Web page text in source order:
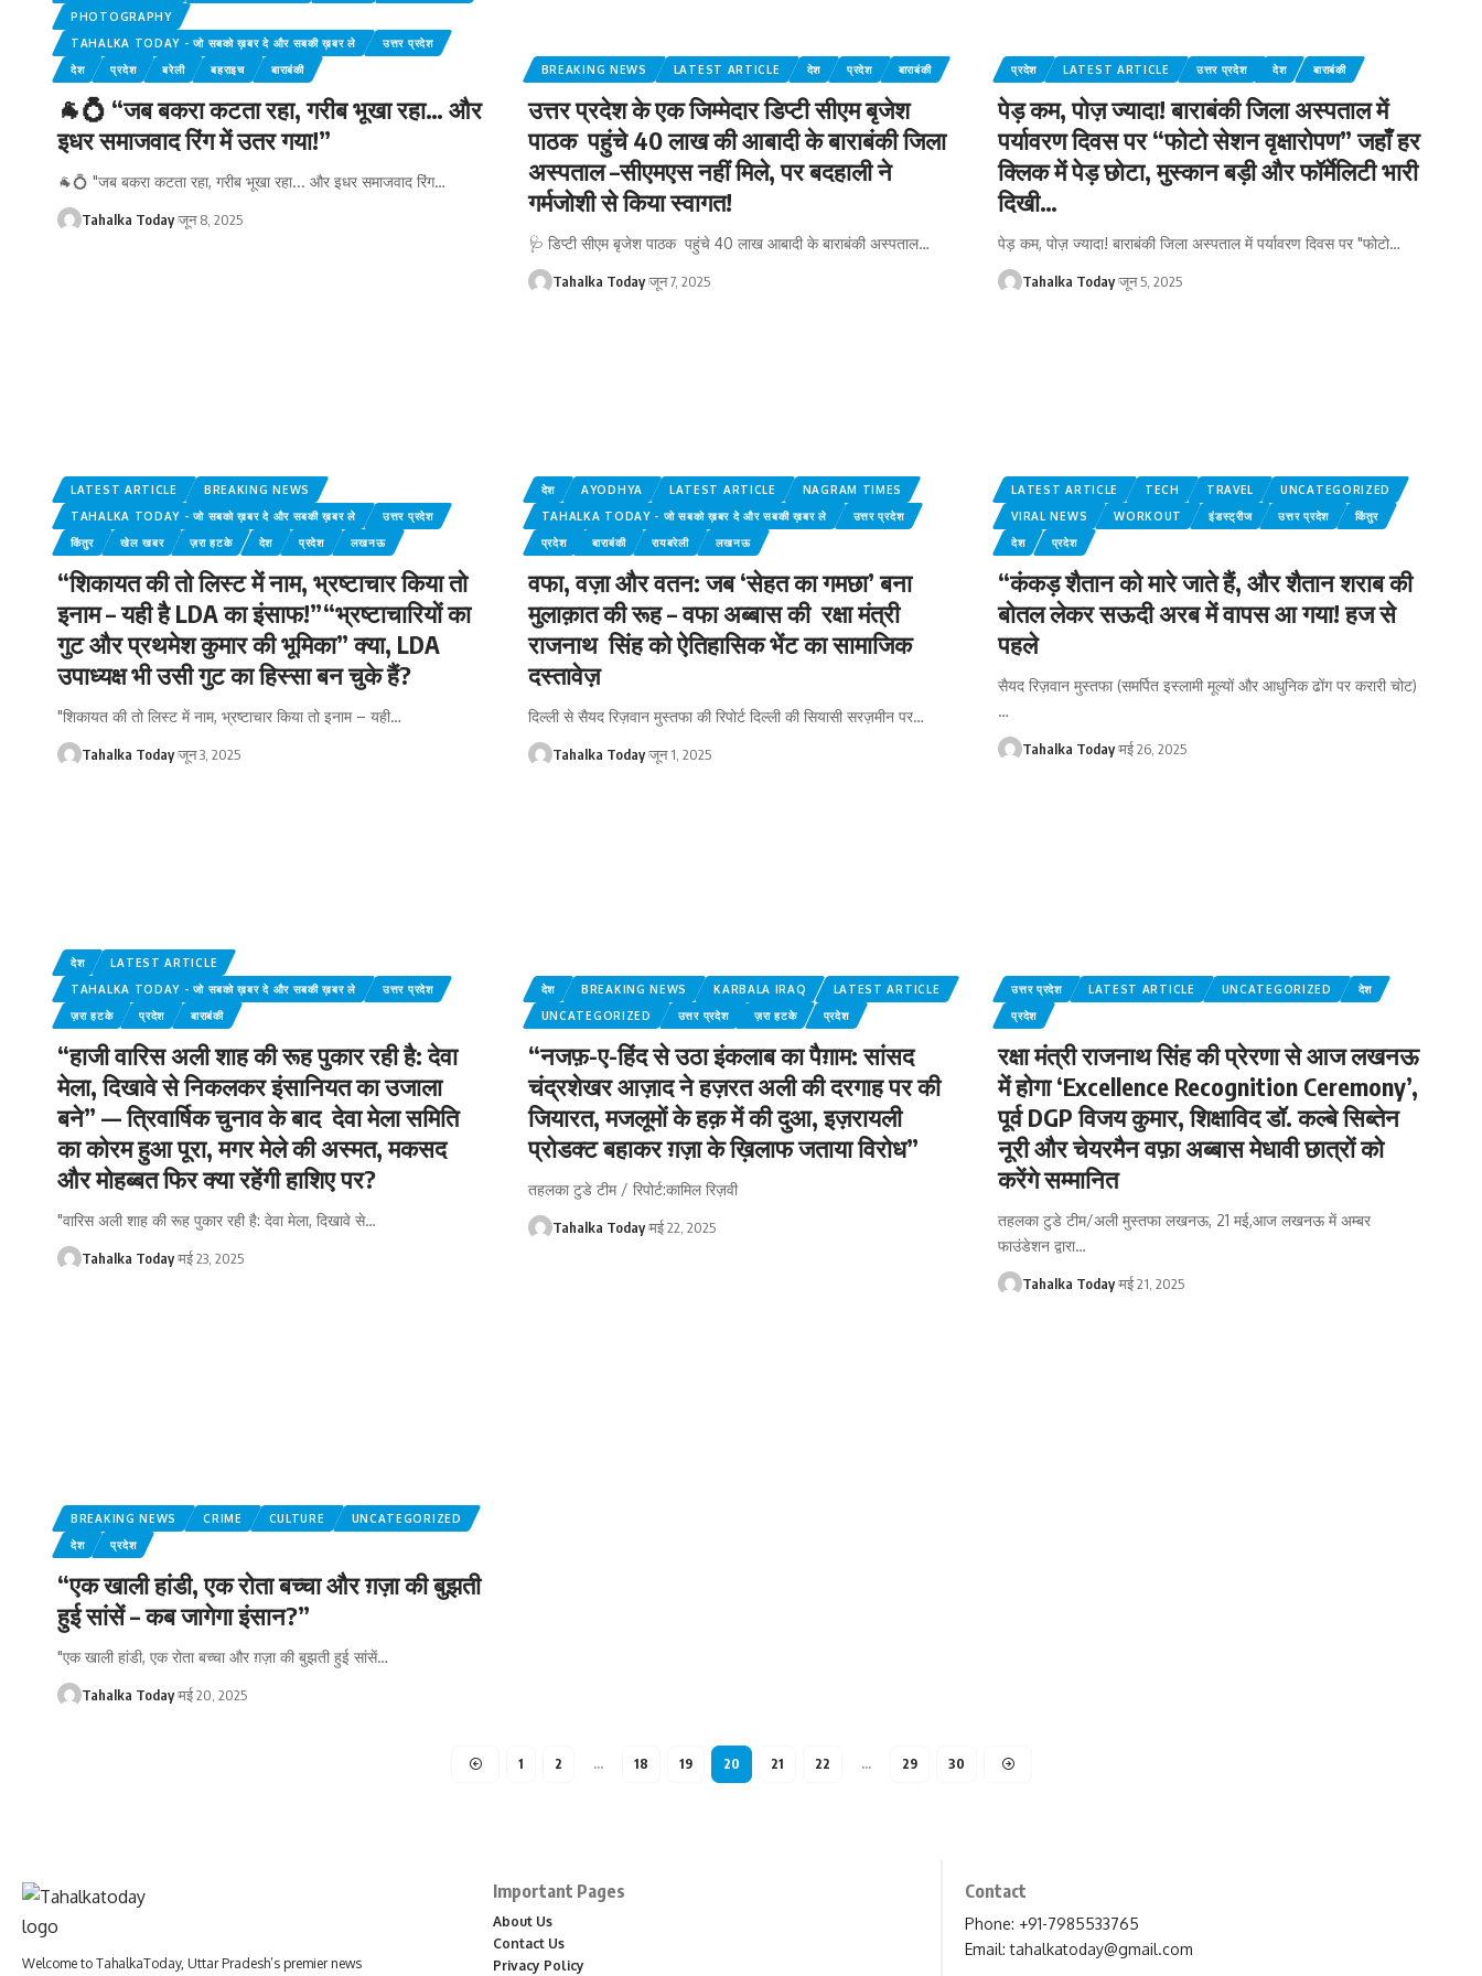
PHOTOGRAPHY
TAHALKA TODAY - जो सबको ख़बर दे और सबकी ख़बर ले
उत्तर प्रदेश
देश
प्रदेश बरेली बहराइच बाराबंकी
🐐💍 “जब बकरा कटता रहा, गरीब भूखा रहा… और
इधर समाजवाद रिंग में उतर गया!”
🐐💍 "जब बकरा कटता रहा, गरीब भूखा रहा... और इधर समाजवाद रिंग…
Tahalka Today जून 8, 2025
BREAKING NEWS LATEST ARTICLE देश प्रदेश बाराबंकी
उत्तर प्रदेश के एक जिम्मेदार डिप्टी सीएम बृजेश
पाठक पहुंचे 40 लाख की आबादी के बाराबंकी जिला
अस्पताल –सीएमएस नहीं मिले, पर बदहाली ने
गर्मजोशी से किया स्वागत!
🩺 डिप्टी सीएम बृजेश पाठक पहुंचे 40 लाख आबादी के बाराबंकी अस्पताल…
Tahalka Today जून 7, 2025
प्रदेश LATEST ARTICLE उत्तर प्रदेश देश बाराबंकी
पेड़ कम, पोज़ ज्यादा! बाराबंकी जिला अस्पताल में
पर्यावरण दिवस पर “फोटो सेशन वृक्षारोपण” जहाँ हर
क्लिक में पेड़ छोटा, मुस्कान बड़ी और फॉर्मेलिटी भारी
दिखी…
पेड़ कम, पोज़ ज्यादा! बाराबंकी जिला अस्पताल में पर्यावरण दिवस पर "फोटो…
Tahalka Today जून 5, 2025
LATEST ARTICLE
BREAKING NEWS
TAHALKA TODAY - जो सबको ख़बर दे और सबकी ख़बर ले
उत्तर प्रदेश
किंतुर
खेल खबर ज़रा हटके देश प्रदेश लखनऊ
“शिकायत की तो लिस्ट में नाम, भ्रष्टाचार किया तो
इनाम – यही है LDA का इंसाफ!”“भ्रष्टाचारियों का
गुट और प्रथमेश कुमार की भूमिका” क्या, LDA
उपाध्यक्ष भी उसी गुट का हिस्सा बन चुके हैं?
"शिकायत की तो लिस्ट में नाम, भ्रष्टाचार किया तो इनाम – यही…
Tahalka Today जून 3, 2025
देश AYODHYA LATEST ARTICLE
NAGRAM TIMES
TAHALKA TODAY - जो सबको ख़बर दे और सबकी ख़बर ले
उत्तर प्रदेश
प्रदेश
बाराबंकी रायबरेली लखनऊ
वफा, वज़ा और वतन: जब ‘सेहत का गमछा’ बना
मुलाक़ात की रूह – वफा अब्बास की रक्षा मंत्री
राजनाथ सिंह को ऐतिहासिक भेंट का सामाजिक
दस्तावेज़
दिल्ली से सैयद रिज़वान मुस्तफा की रिपोर्ट दिल्ली की सियासी सरज़मीन पर…
Tahalka Today जून 1, 2025
LATEST ARTICLE TECH TRAVEL
UNCATEGORIZED
VIRAL NEWS
WORKOUT इंडस्ट्रीज उत्तर प्रदेश
किंतुर
देश
प्रदेश
“कंकड़ शैतान को मारे जाते हैं, और शैतान शराब की
बोतल लेकर सऊदी अरब में वापस आ गया! हज से
पहले
सैयद रिज़वान मुस्तफा (समर्पित इस्लामी मूल्यों और आधुनिक ढोंग पर करारी चोट)
…
Tahalka Today मई 26, 2025
देश
LATEST ARTICLE
TAHALKA TODAY - जो सबको ख़बर दे और सबकी ख़बर ले
उत्तर प्रदेश
ज़रा हटके
प्रदेश बाराबंकी
“हाजी वारिस अली शाह की रूह पुकार रही है: देवा
मेला, दिखावे से निकलकर इंसानियत का उजाला
बने” — त्रिवार्षिक चुनाव के बाद देवा मेला समिति
का कोरम हुआ पूरा, मगर मेले की अस्मत, मकसद
और मोहब्बत फिर क्या रहेंगी हाशिए पर?
"वारिस अली शाह की रूह पुकार रही है: देवा मेला, दिखावे से…
Tahalka Today मई 23, 2025
देश BREAKING NEWS KARBALA IRAQ
LATEST ARTICLE
UNCATEGORIZED
उत्तर प्रदेश ज़रा हटके प्रदेश
“नजफ़-ए-हिंद से उठा इंकलाब का पैग़ाम: सांसद
चंद्रशेखर आज़ाद ने हज़रत अली की दरगाह पर की
जियारत, मजलूमों के हक़ में की दुआ, इज़रायली
प्रोडक्ट बहाकर ग़ज़ा के ख़िलाफ जताया विरोध”
तहलका टुडे टीम / रिपोर्ट:कामिल रिज़वी
Tahalka Today मई 22, 2025
उत्तर प्रदेश LATEST ARTICLE UNCATEGORIZED
देश
प्रदेश
रक्षा मंत्री राजनाथ सिंह की प्रेरणा से आज लखनऊ
में होगा ‘Excellence Recognition Ceremony’,
पूर्व DGP विजय कुमार, शिक्षाविद डॉ. कल्बे सिब्तेन
नूरी और चेयरमैन वफ़ा अब्बास मेधावी छात्रों को
करेंगे सम्मानित
तहलका टुडे टीम/अली मुस्तफा लखनऊ, 21 मई,आज लखनऊ में अम्बर
फाउंडेशन द्वारा…
Tahalka Today मई 21, 2025
BREAKING NEWS CRIME CULTURE
UNCATEGORIZED
देश
प्रदेश
“एक खाली हांडी, एक रोता बच्चा और ग़ज़ा की बुझती
हुई सांसें – कब जागेगा इंसान?”
"एक खाली हांडी, एक रोता बच्चा और ग़ज़ा की बुझती हुई सांसें…
Tahalka Today मई 20, 2025
1 2 … 18 19 20 21 22 … 29 30
Welcome to TahalkaToday, Uttar Pradesh’s premier news
Important Pages
About Us
Contact Us
Privacy Policy
Contact
Phone: +91-7985533765
Email:tahalkatoday@gmail.com